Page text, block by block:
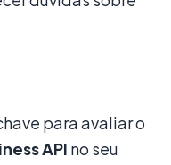
para avaliar o
API no seu